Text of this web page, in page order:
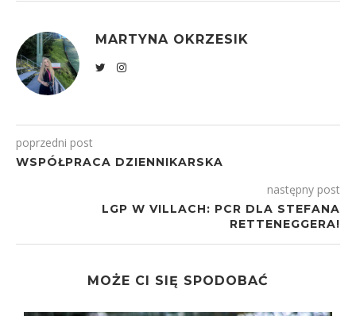
MARTYNA OKRZESIK
poprzedni post
WSPÓŁPRACA DZIENNIKARSKA
następny post
LGP W VILLACH: PCR DLA STEFANA
RETTENEGGERA!
MOŻE CI SIĘ SPODOBAĆ